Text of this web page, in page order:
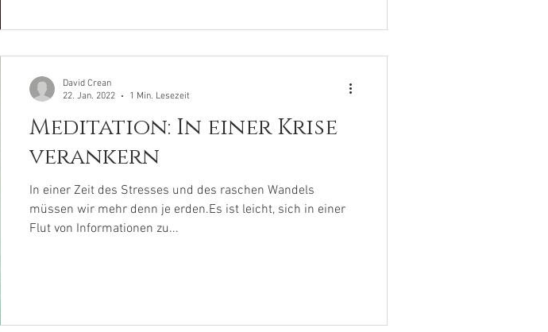
Meditation: In einer Krise
verankern
In einer Zeit des Stresses und des raschen Wandels
müssen wir mehr denn je erden.Es ist leicht, sich in einer
Flut von Informationen zu...
David Crean
22. Jan. 2022
1 Min. Lesezeit